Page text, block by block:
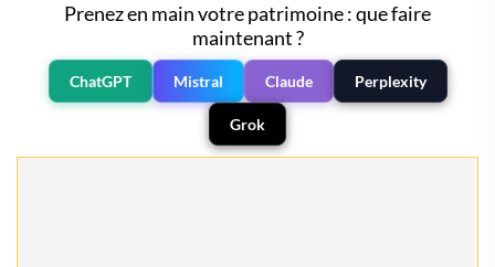
Prenez en main votre patrimoine : que faire
maintenant ?
ChatGPT Mistral Claude Perplexity
Grok